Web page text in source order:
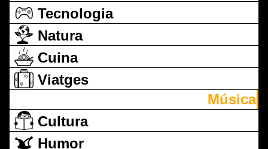
Tecnologia
Natura
Cuina
Viatges
Música
Cultura
Humor